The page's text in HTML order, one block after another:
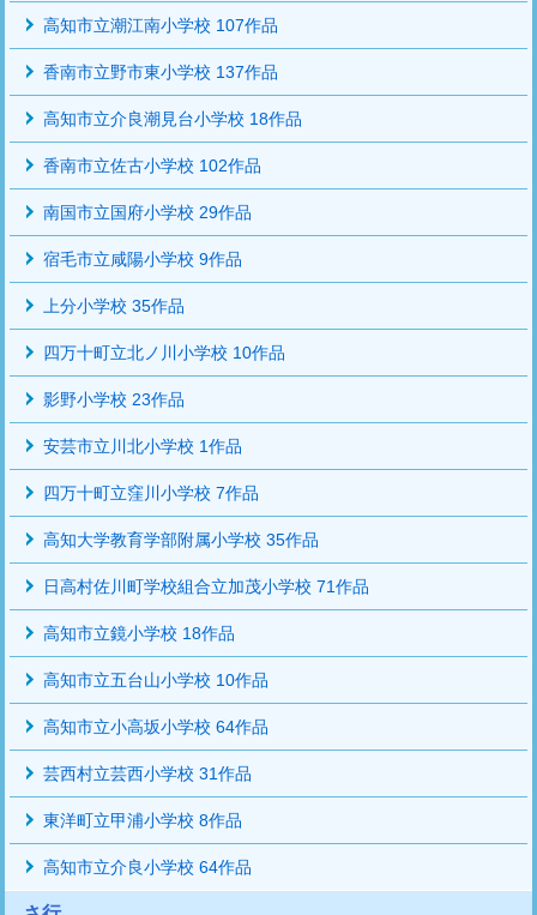
高知市立潮江南小学校 107作品
香南市立野市東小学校 137作品
高知市立介良潮見台小学校 18作品
香南市立佐古小学校 102作品
南国市立国府小学校 29作品
宿毛市立咸陽小学校 9作品
上分小学校 35作品
四万十町立北ノ川小学校 10作品
影野小学校 23作品
安芸市立川北小学校 1作品
四万十町立窪川小学校 7作品
高知大学教育学部附属小学校 35作品
日高村佐川町学校組合立加茂小学校 71作品
高知市立鏡小学校 18作品
高知市立五台山小学校 10作品
高知市立小高坂小学校 64作品
芸西村立芸西小学校 31作品
東洋町立甲浦小学校 8作品
高知市立介良小学校 64作品